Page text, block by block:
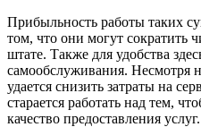
Прибыльность работы таких
том, что они могут сократить
штате. Также для удобства
самообслуживания. Несмотря
удается снизить затраты на
старается работать над тем,
качество предоставления услуг.